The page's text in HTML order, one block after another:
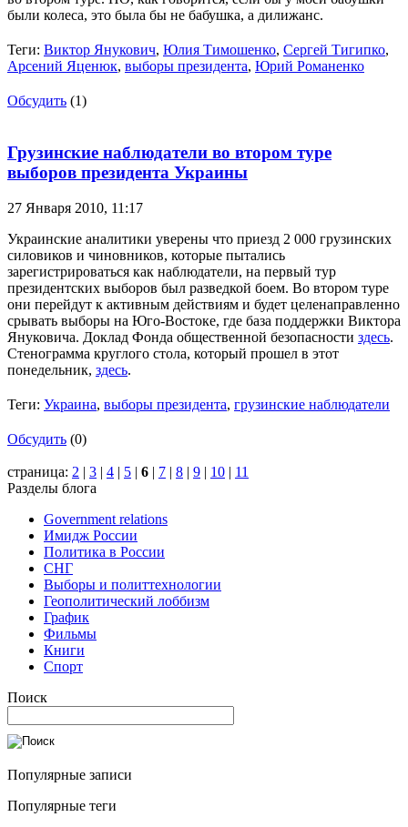
были колеса, это была бы не бабушка, а дилижанс.
Теги: Виктор Янукович, Юлия Тимошенко, Сергей Тигипко,
Арсений Яценюк, выборы президента, Юрий Романенко
Обсудить (1)
Грузинские наблюдатели во втором туре
выборов президента Украины
27 Января 2010, 11:17
Украинские аналитики уверены что приезд 2 000 грузинских
силовиков и чиновников, которые пытались
зарегистрироваться как наблюдатели, на первый тур
президентских выборов был разведкой боем. Во втором туре
они перейдут к активным действиям и будет целенаправленно
срывать выборы на Юго-Востоке, где база поддержки Виктора
Януковича. Доклад Фонда общественной безопасности здесь.
Стенограмма круглого стола, который прошел в этот
понедельник, здесь.
Теги: Украина, выборы президента, грузинские наблюдатели
Обсудить (0)
страница: 2 | 3 | 4 | 5 | 6 | 7 | 8 | 9 | 10 | 11
Разделы блога
Government relations
Имидж России
Политика в России
СНГ
Выборы и политтехнологии
Геополитический лоббизм
График
Фильмы
Книги
Спорт
Поиск
Популярные записи
Популярные теги